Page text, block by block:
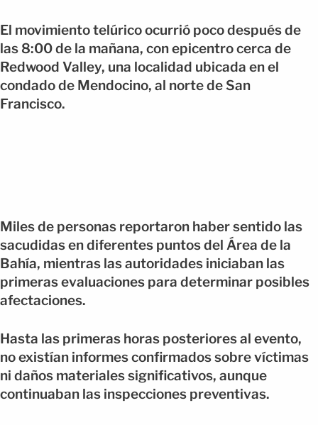
El movimiento telúrico ocurrió poco después de
las 8:00 de la mañana, con epicentro cerca de
Redwood Valley, una localidad ubicada en el
condado de Mendocino, al norte de San
Francisco.
Miles de personas reportaron haber sentido las
sacudidas en diferentes puntos del Área de la
Bahía, mientras las autoridades iniciaban las
primeras evaluaciones para determinar posibles
afectaciones.
Hasta las primeras horas posteriores al evento,
no existían informes confirmados sobre víctimas
ni daños materiales significativos, aunque
continuaban las inspecciones preventivas.